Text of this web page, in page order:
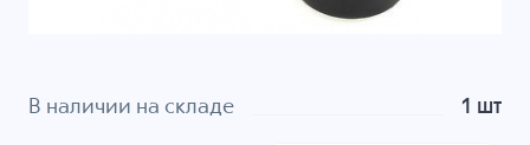
В наличии на складе 1 шт